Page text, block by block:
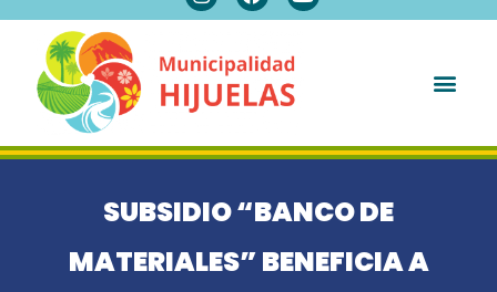
SUBSIDIO “BANCO DE
MATERIALES” BENEFICIA A